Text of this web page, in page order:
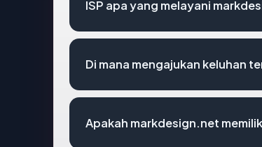
ISP apa yang melayani
Di mana mengajukan keluhan
Apakah markdesign.net